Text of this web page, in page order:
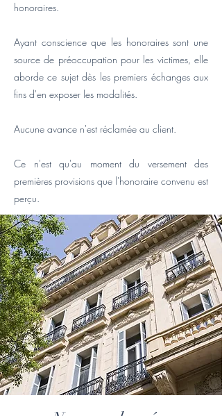
honoraires.
Ayant conscience que les honoraires sont une
source de préoccupation pour les victimes, elle
aborde ce sujet dès les premiers échanges aux
fins d'en exposer les modalités.
Aucune avance n'est réclamée au client.
Ce n'est qu'au moment du versement des
premières provisions que l'honoraire convenu est
perçu.